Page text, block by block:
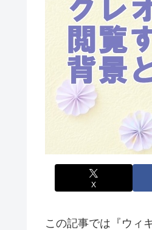
X
この記事では『ウィ